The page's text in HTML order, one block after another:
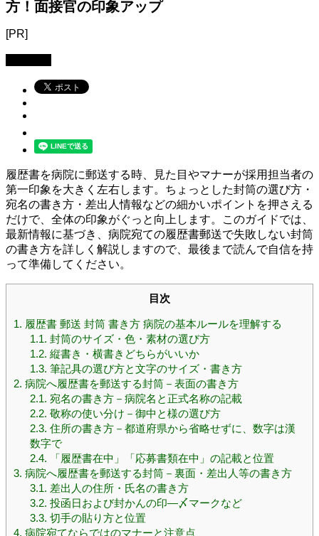
方！面接官の印象アップ
[PR]
履歴書を病院に郵送する時、見た目やマナーが採用担当者の
第一印象を大きく左右します。ちょっとした封筒の選び方・
宛名の書き方・差出人情報などの細かいポイントを押さえる
だけで、全体の印象がぐっと向上します。このガイドでは、
最新情報に基づき、病院宛ての履歴書郵送で失敗しない封筒
の書き方を詳しく解説しますので、最後まで読んで自信を持
って準備してください。
目次
1. 履歴書 郵送 封筒 書き方 病院の基本ルールを理解する
1.1. 封筒のサイズ・色・素材の選び方
1.2. 縦書き・横書きどちらがいいか
1.3. 筆記具の選び方と文字のサイズ・書き方
2. 病院へ履歴書を郵送する封筒－表面の書き方
2.1. 宛名の書き方－病院名と正式名称の記載
2.2. 敬称の使い分け－御中と様の選び方
2.3. 住所の書き方－都道府県から省略せずに、数字は漢
数字で
2.4. 「履歴書在中」「応募書類在中」の記載と位置
3. 病院へ履歴書を郵送する封筒－裏面・差出人等の書き方
3.1. 差出人の住所・氏名の書き方
3.2. 投函日および封かんの印―〆マークなど
3.3. 切手の貼り方と位置
4. 病院宛てならではのマナーと注意点